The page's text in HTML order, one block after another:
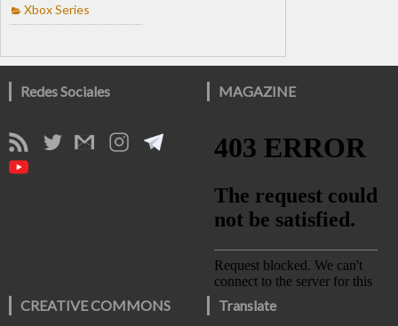
Xbox Series
Redes Sociales MAGAZINE
CREATIVE COMMONS Translate